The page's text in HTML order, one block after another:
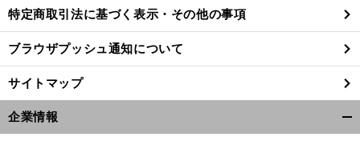
特定商取引法に基づく表示・その他の事項
ブラウザプッシュ通知について
サイトマップ
企業情報